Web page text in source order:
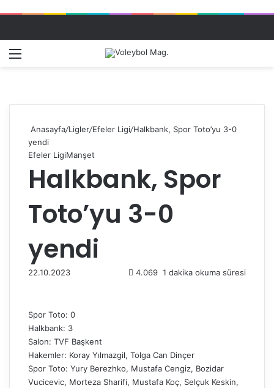
Anasayfa/Ligler/Efeler Ligi/Halkbank, Spor Toto’yu 3-0
yendi
Efeler LigiManşet
Halkbank, Spor
Toto’yu 3-0
yendi
22.10.2023 4.069 1 dakika okuma süresi
Spor Toto: 0
Halkbank: 3
Salon: TVF Başkent
Hakemler: Koray Yılmazgil, Tolga Can Dinçer
Spor Toto: Yury Berezhko, Mustafa Cengiz, Bozidar
Vucicevic, Morteza Sharifi, Mustafa Koç, Selçuk Keskin,